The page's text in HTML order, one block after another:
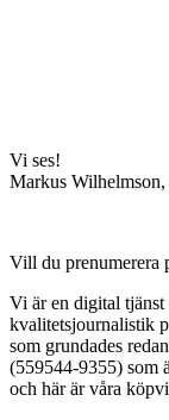
Vi ses!
Markus
Vill du prenumerera
Vi är en digital tjänst
kvalitetsjournalistik
som grundades
(559544-9355) som
och här är våra